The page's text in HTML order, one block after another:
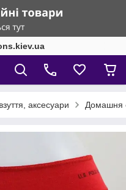
аксесуари Домашня